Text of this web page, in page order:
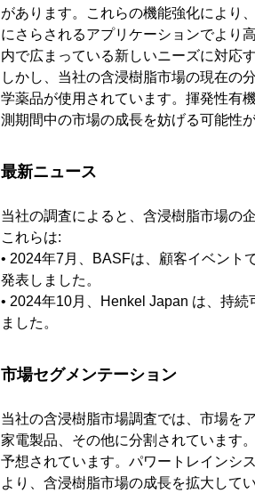
があります。これらの機能強化により
にさらされるアプリケーションでより
内で広まっている新しいニーズに対応
しかし、当社の含浸樹脂市場の現在の
学薬品が使用されています。揮発性有
測期間中の市場の成長を妨げる可能性が
最新ニュース
当社の調査によると、含浸樹脂市場の
これらは:
• 2024年7月、BASFは、顧客イベント
発表しました。
• 2024年10月、Henkel Japan は、持
ました。
市場セグメンテーション
当社の含浸樹脂市場調査では、市場を
家電製品、その他に分割されています
予想されています。パワートレインシ
より、含浸樹脂市場の成長を拡大して